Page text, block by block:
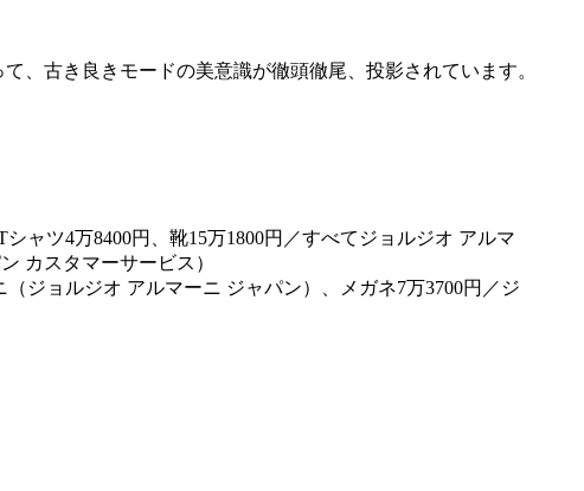
、古き良きモードの美意識が徹頭徹尾、投影されています。
ジョルジオ アルマーニ ジャパン）、メガネ7万3700円／ジ